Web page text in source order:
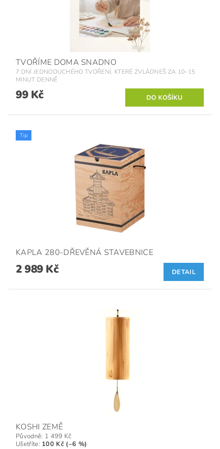
TVOŘÍME DOMA SNADNO
7 DNÍ JEDNODUCHÉHO TVOŘENÍ, KTERÉ ZVLÁDNEŠ ZA 10–15
MINUT DENNĚ
99 Kč
Tip
KAPLA 280-DŘEVĚNÁ STAVEBNICE
2 989 Kč DETAIL
KOSHI ZEMĚ
Původně: 1 499 Kč
Ušetříte: 100 Kč (–6 %)